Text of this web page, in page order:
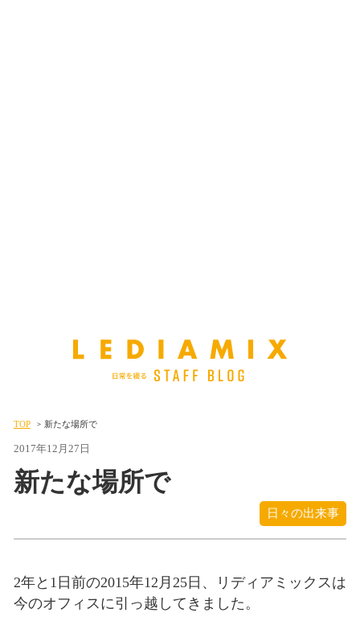
TOP 新たな場所で
2017年12月27日
新たな場所で
日々の出来事
2年と1日前の2015年12月25日、リディアミックスは
今のオフィスに引っ越してきました。